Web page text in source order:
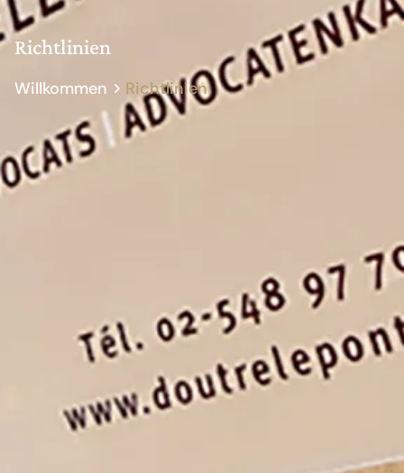
Richtlinien
Willkommen Richtlinien